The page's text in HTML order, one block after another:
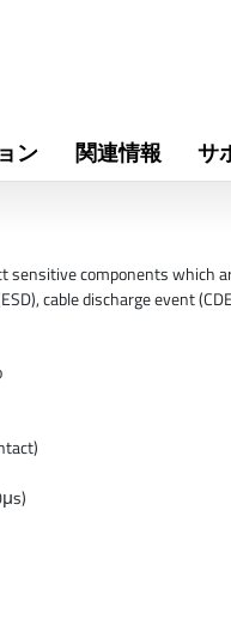
ン 関連情報 サ
sensitive components which
cable discharge event